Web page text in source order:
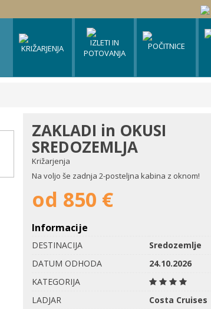
KRIŽARJENJA
Akcijska ponudba križarjenj
Koristne informacije
IZLETI IN
POTOVANJA
Programi za zaključene skupine
Božični izleti
POČITNICE
Španija
Tunizija
ZAKLADI in OKUSI
SREDOZEMLJA
Križarjenja
Na voljo še zadnja 2-posteljna kabina z oknom!
od 850 €
Informacije
DESTINACIJA
Sredozemlje
DATUM ODHODA
24.10.2026
KATEGORIJA
LADJAR
Costa Cruises